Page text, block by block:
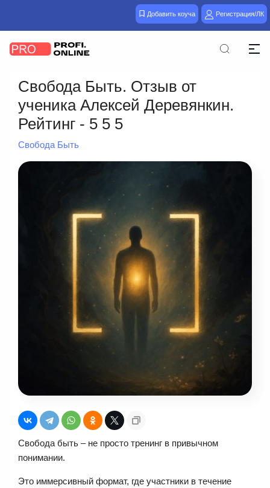
Добавить коуча Регистрация/ЛК
Свобода Быть. Отзыв от
ученика Алексей Деревянкин.
Рейтинг - 5 5 5
Свобода Быть
Свобода быть – не просто тренинг в привычном
понимании.
Это иммерсивный формат, где участники в течение